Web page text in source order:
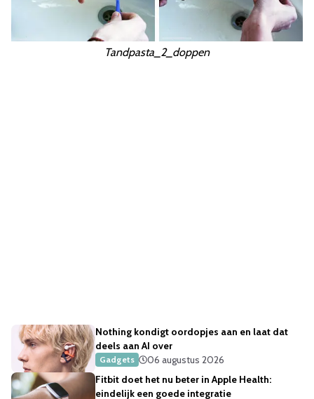
Tandpasta_2_doppen
Nothing kondigt oordopjes aan en laat dat
deels aan AI over
Gadgets
06 augustus 2026
Fitbit doet het nu beter in Apple Health:
eindelijk een goede integratie